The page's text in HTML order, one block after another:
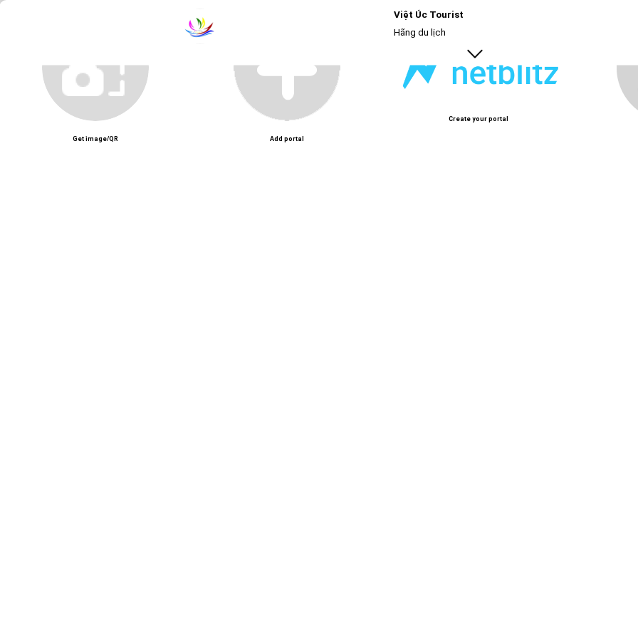
Việt Úc Tourist
Hãng du lịch
Unmute
Get image/QR Add portal
Create your portal